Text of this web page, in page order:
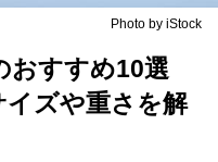
Photo by iStock
おすすめ10選
ズや重さを解